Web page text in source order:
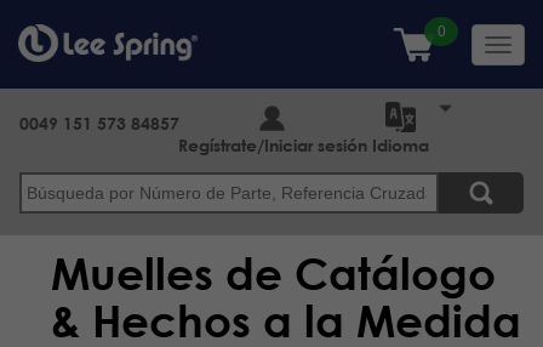
contenido
principal
Buscar
0049 151 573 84857
Regístrate/Iniciar sesiónIdioma
Muelles de Catálogo
& Hechos a la Medida